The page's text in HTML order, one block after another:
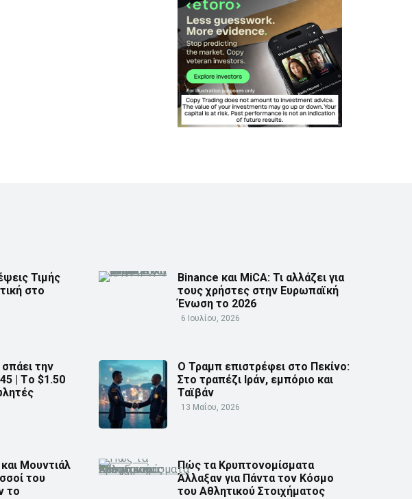
Τιμής
στο
Binance και MiCA: Τι αλλάζει για
τους χρήστες στην Ευρωπαϊκή
Ένωση το 2026
6 Ιουλίου, 2026
την
| Τo $1.50
Ο Τραμπ επιστρέφει στο Πεκίνο:
Στο τραπέζι Ιράν, εμπόριο και
Ταϊβάν
13 Μαΐου, 2026
Μουντιάλ
του
το
Πώς τα Κρυπτονομίσματα
Άλλαξαν για Πάντα τον Κόσμο
του Αθλητικού Στοιχήματος